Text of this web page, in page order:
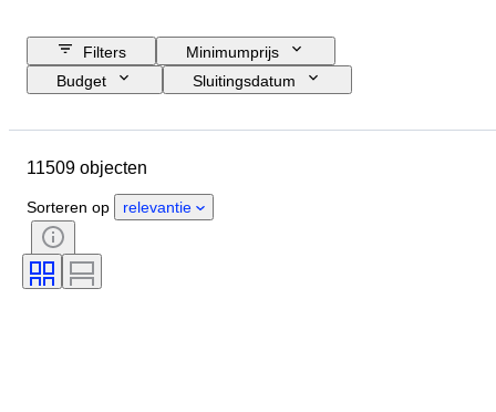
Filters
Minimumprijs
Budget
Sluitingsdatum
Land van herkomst
Geslacht
Conditie
Periode
Certificaat
Onderwerp
Taal
11509 objecten
Sorteren op relevantie